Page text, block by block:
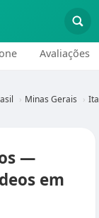
Avaliações
Minas Gerais
—
em